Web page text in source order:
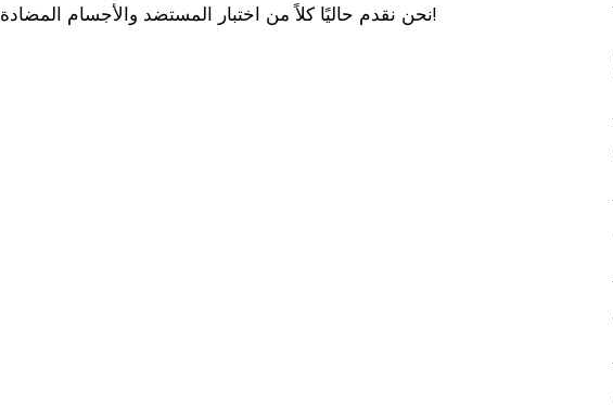
نحن نقدم حاليًا كلاً من اختبار المستضد والأجسام المضادة!